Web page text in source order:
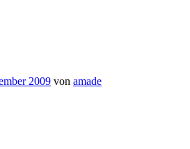
2009 von amade